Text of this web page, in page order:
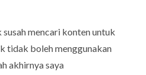
mencari konten untuk
tidak boleh menggunakan
akhirnya saya